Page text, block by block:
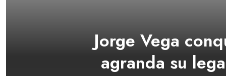
Jorge Vega
agranda su